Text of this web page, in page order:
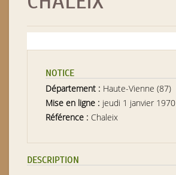
NOTICE
Département : Haute-Vienne (87)
Mise en ligne : jeudi 1 janvier 1970
Référence : Chaleix
DESCRIPTION